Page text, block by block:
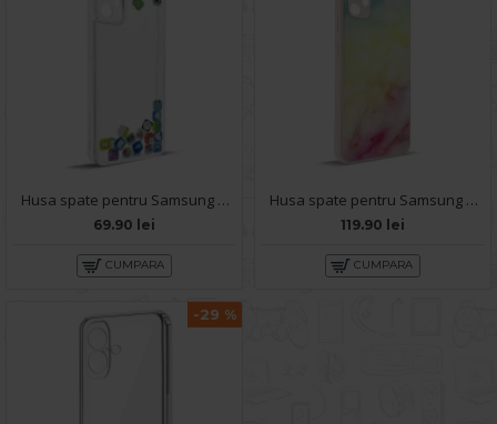
Husa spate pentru Samsung Galaxy A05- Dinamic case
69.90 lei
CUMPARA
Husa spate pentru Samsung Galaxy A05- Happy case
119.90 lei
CUMPARA
-29 %